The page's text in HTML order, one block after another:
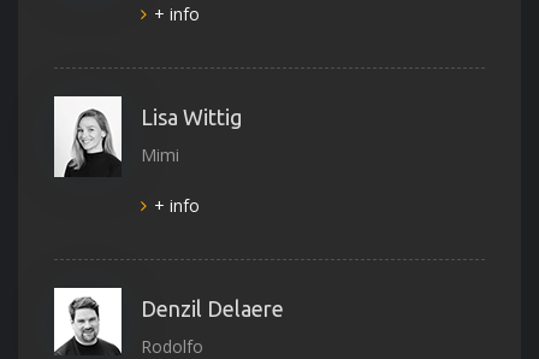
+ info
Lisa Wittig
Mimi
+ info
Denzil Delaere
Rodolfo